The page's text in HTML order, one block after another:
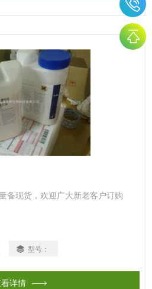
备现货，欢迎广大新老客户订购
型号：
详情